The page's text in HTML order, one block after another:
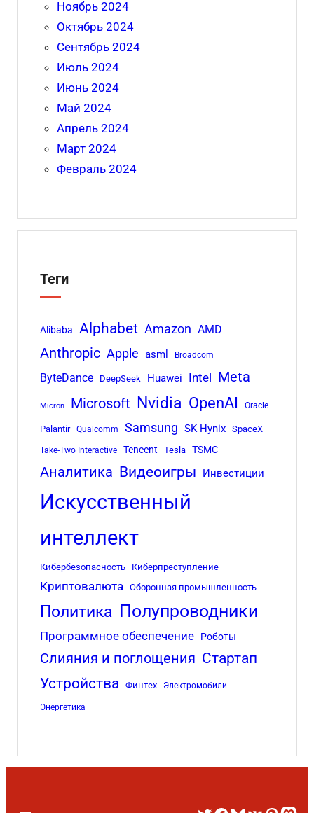
Ноябрь 2024
Октябрь 2024
Сентябрь 2024
Июль 2024
Июнь 2024
Май 2024
Апрель 2024
Март 2024
Февраль 2024
Теги
Alibaba Alphabet Amazon AMD
Anthropic Apple asml Broadcom
ByteDance DeepSeek Huawei Intel Meta
Micron Microsoft Nvidia OpenAI Oracle
Palantir Qualcomm Samsung SK Hynix SpaceX
Take-Two Interactive Tencent Tesla TSMC
Аналитика Видеоигры Инвестиции
Искусственный
интеллект
Кибербезопасность Киберпреступление
Криптовалюта Оборонная промышленность
Политика Полупроводники
Программное обеспечение Роботы
Слияния и поглощения Стартап
Устройства
Финтех Электромобили
Энергетика